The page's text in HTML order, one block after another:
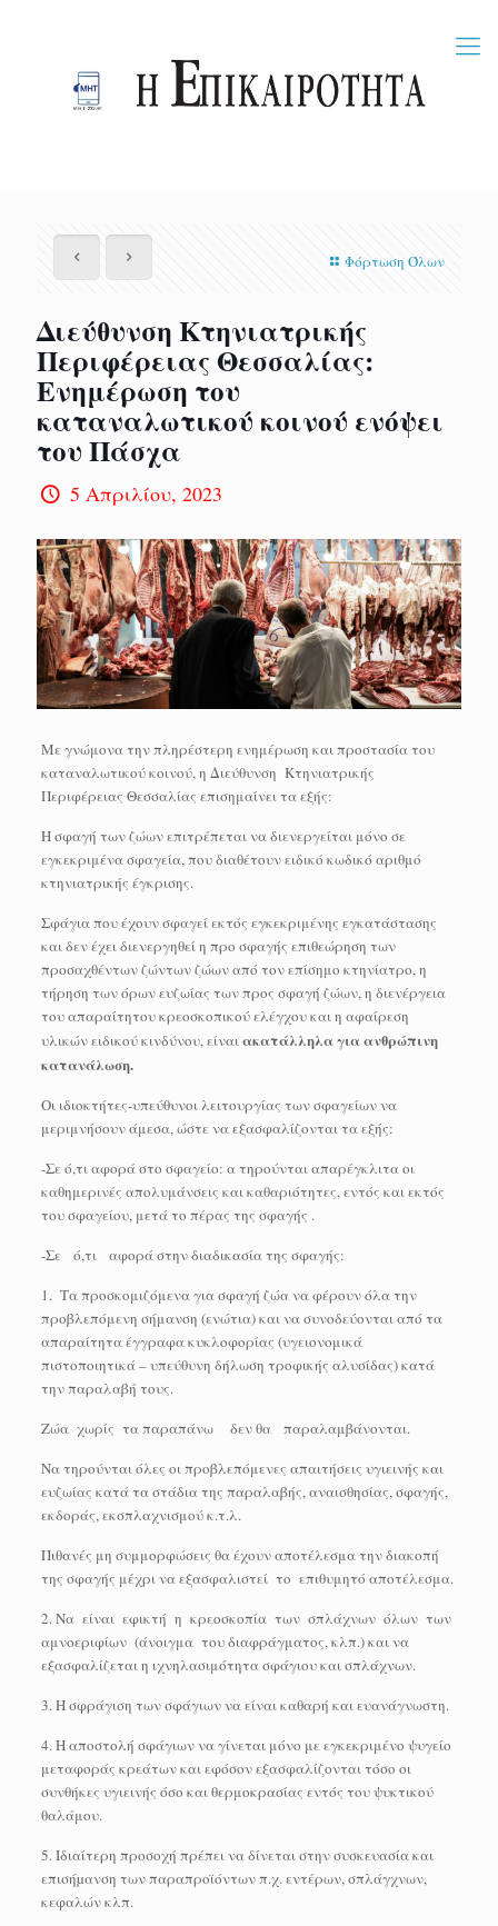
Φόρτωση Όλων
Διεύθυνση Κτηνιατρικής
Περιφέρειας Θεσσαλίας:
Ενημέρωση του
καταναλωτικού κοινού ενόψει
του Πάσχα
5 Απριλίου, 2023
Με γνώμονα την πληρέστερη ενημέρωση και προστασία του
καταναλωτικού κοινού, η Διεύθυνση Κτηνιατρικής
Περιφέρειας Θεσσαλίας επισημαίνει τα εξής:
Η σφαγή των ζώων επιτρέπεται να διενεργείται μόνο σε
εγκεκριμένα σφαγεία, που διαθέτουν ειδικό κωδικό αριθμό
κτηνιατρικής έγκρισης.
Σφάγια που έχουν σφαγεί εκτός εγκεκριμένης εγκατάστασης
και δεν έχει διενεργηθεί η προ σφαγής επιθεώρηση των
προσαχθέντων ζώντων ζώων από τον επίσημο κτηνίατρο, η
τήρηση των όρων ευζωίας των προς σφαγή ζώων, η διενέργεια
του απαραίτητου κρεοσκοπικού ελέγχου και η αφαίρεση
υλικών ειδικού κινδύνου, είναιακατάλληλα για ανθρώπινη
κατανάλωση.
Οι ιδιοκτήτες-υπεύθυνοι λειτουργίας των σφαγείων να
μεριμνήσουν άμεσα, ώστε να εξασφαλίζονται τα εξής:
-Σε ό,τι αφορά στο σφαγείο: α τηρούνται απαρέγκλιτα οι
καθημερινές απολυμάνσεις και καθαριότητες, εντός και εκτός
του σφαγείου, μετά το πέρας της σφαγής .
-Σε ό,τι αφορά στην διαδικασία της σφαγής:
1. Τα προσκομιζόμενα για σφαγή ζώα να φέρουν όλα την
προβλεπόμενη σήμανση (ενώτια) και να συνοδεύονται από τα
απαραίτητα έγγραφα κυκλοφορίας (υγειονομικά
πιστοποιητικά – υπεύθυνη δήλωση τροφικής αλυσίδας) κατά
την παραλαβή τους.
Ζώα χωρίς τα παραπάνω δεν θα παραλαμβάνονται.
Να τηρούνται όλες οι προβλεπόμενες απαιτήσεις υγιεινής και
ευζωίας κατά τα στάδια της παραλαβής, αναισθησίας, σφαγής,
εκδοράς, εκσπλαχνισμού κ.τ.λ.
Πιθανές μη συμμορφώσεις θα έχουν αποτέλεσμα την διακοπή
της σφαγής μέχρι να εξασφαλιστεί το επιθυμητό αποτέλεσμα.
2. Να είναι εφικτή η κρεοσκοπία των σπλάχνων όλων των
αμνοεριφίων (άνοιγμα του διαφράγματος, κλπ.) και να
εξασφαλίζεται η ιχνηλασιμότητα σφάγιου και σπλάχνων.
3. Η σφράγιση των σφάγιων να είναι καθαρή και ευανάγνωστη.
4. Η αποστολή σφάγιων να γίνεται μόνο με εγκεκριμένο ψυγείο
μεταφοράς κρεάτων και εφόσον εξασφαλίζονται τόσο οι
συνθήκες υγιεινής όσο και θερμοκρασίας εντός του ψυκτικού
θαλάμου.
5. Ιδιαίτερη προσοχή πρέπει να δίνεται στην συσκευασία και
επισήµανση των παραπροϊόντων π.χ. εντέρων, σπλάγχνων,
κεφαλών κλπ.